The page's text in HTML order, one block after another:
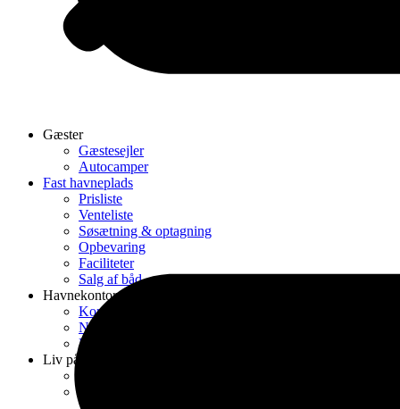
Gæster
Gæstesejler
Autocamper
Fast havneplads
Prisliste
Venteliste
Søsætning & optagning
Opbevaring
Faciliteter
Salg af båd
Havnekontor
Kontakt
Nyhedsbreve fra Havnekontoret
Kontrakt & Reglementer
Liv på havnen